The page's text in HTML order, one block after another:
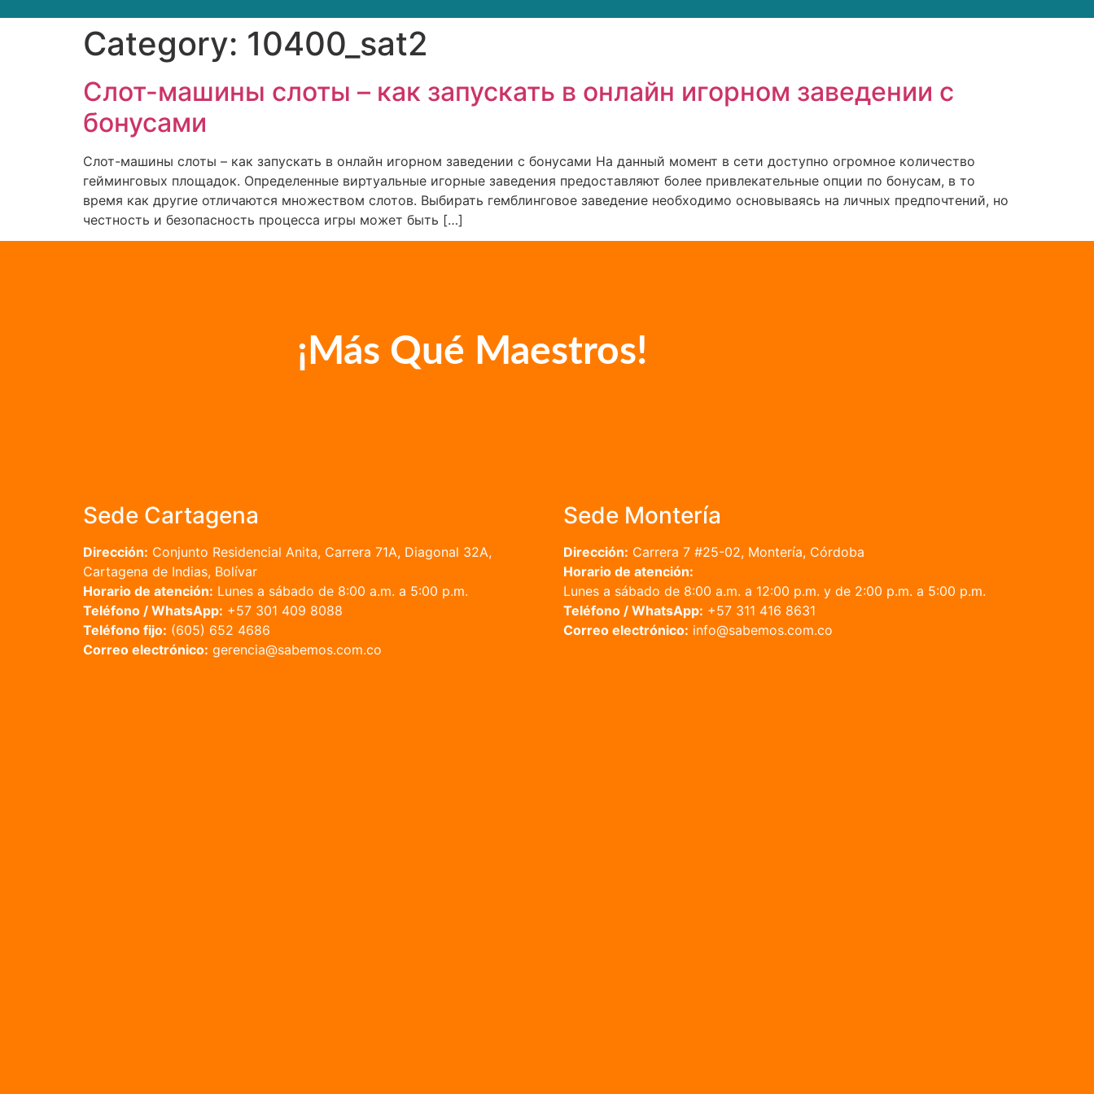
Category: 10400_sat2
Слот-машины слоты – как запускать в онлайн игорном заведении с
бонусами
Слот-машины слоты – как запускать в онлайн игорном заведении с бонусами На данный момент в сети доступно огромное количество
гейминговых площадок. Определенные виртуальные игорные заведения предоставляют более привлекательные опции по бонусам, в то
время как другие отличаются множеством слотов. Выбирать гемблинговое заведение необходимо основываясь на личных предпочтений, но
честность и безопасность процесса игры может быть […]
¡Más Qué Maestros!
Sede Cartagena
Dirección: Conjunto Residencial Anita, Carrera 71A, Diagonal 32A,
Cartagena de Indias, Bolívar
Horario de atención: Lunes a sábado de 8:00 a.m. a 5:00 p.m.
Teléfono / WhatsApp: +57 301 409 8088
Teléfono fijo: (605) 652 4686
Correo electrónico: gerencia@sabemos.com.co
Sede Montería
Dirección: Carrera 7 #25-02, Montería, Córdoba
Horario de atención:
Lunes a sábado de 8:00 a.m. a 12:00 p.m. y de 2:00 p.m. a 5:00 p.m.
Teléfono / WhatsApp: +57 311 416 8631
Correo electrónico: info@sabemos.com.co